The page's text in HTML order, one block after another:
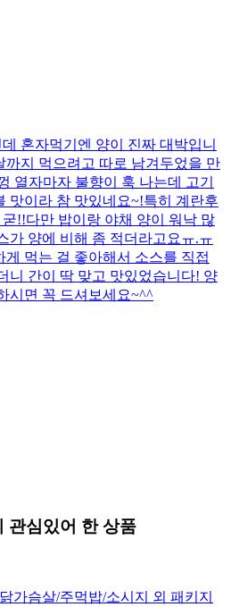
혼자먹기엔 양이 진짜 대박입니
까지 먹으려고 따로 남겨두었을 만
열자마자 불향이 훅 나는데 고기
맛이라 참 맛있네요~!특히 계란후
!! ​다만 밥이랑 야채 양이 워낙 많
가 양에 비해 좀 적더라고요ㅠ.ㅠ
먹는 걸 좋아해서 소스를 직접
니 간이 딱 맞고 맛있었습니다! 양
시면 꼭 드셔보세요~^^
관심있어 한 상품
가슴살/주먹밥/소시지 외 패키지